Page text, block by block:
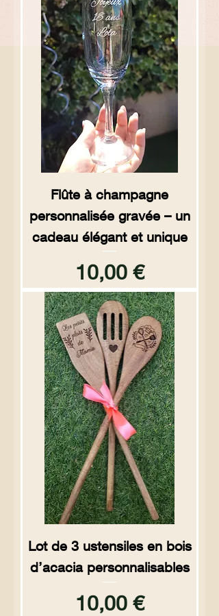
Flûte à champagne
personnalisée gravée – un
cadeau élégant et unique
Prix
10,00 €
Lot de 3 ustensiles en bois
d’acacia personnalisables
Prix
10,00 €